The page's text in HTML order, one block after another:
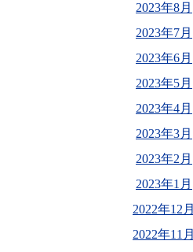
2023年8月
2023年7月
2023年6月
2023年5月
2023年4月
2023年3月
2023年2月
2023年1月
2022年12月
2022年11月